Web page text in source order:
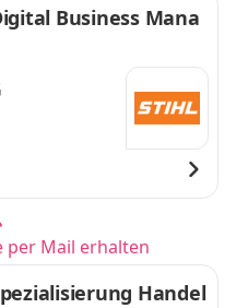
Business Mana
per Mail erhalten
Handel